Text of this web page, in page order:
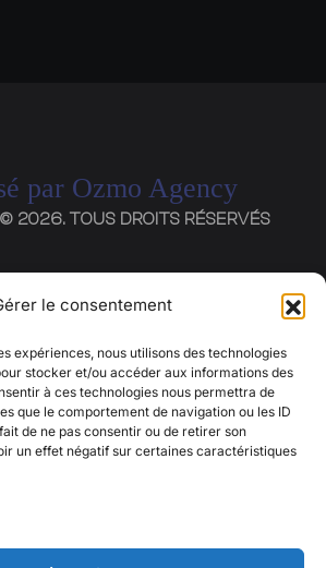
le consentement
expériences, nous utilisons des technologies
stocker et/ou accéder aux informations des
à ces technologies nous permettra de
que le comportement de navigation ou les ID
de ne pas consentir ou de retirer son
un effet négatif sur certaines caractéristiques
par Ozmo Agency
2026. TOUS DROITS RÉSERVÉS
43
LÉGALES